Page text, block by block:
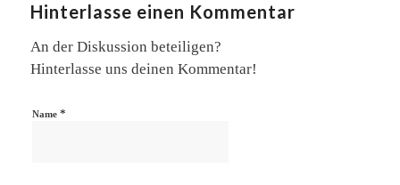
Hinterlasse einen Kommentar
An der Diskussion beteiligen?
Hinterlasse uns deinen Kommentar!
Name *